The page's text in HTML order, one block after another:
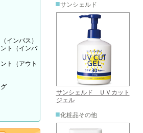
■サンシェルド
サンシェルド ＵＶカット
ジェル
■化粧品その他
インバス）
ト（インバ
ト（アウト